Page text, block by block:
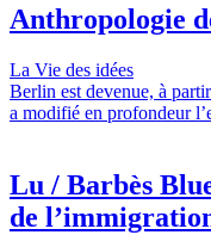
Anthropologie
La Vie des idées
Berlin est devenue, à
a modifié en profondeur
Lu / Barbès
de